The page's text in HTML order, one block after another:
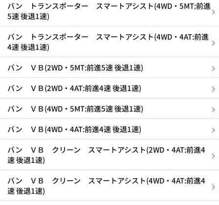
バン トランスポーター スマートアシスト(4WD・5MT:前進
5速 後退1速)
バン トランスポーター スマートアシスト(4WD・4AT:前進
4速 後退1速)
バン ＶＢ(2WD・5MT:前進5速 後退1速)
バン ＶＢ(2WD・4AT:前進4速 後退1速)
バン ＶＢ(4WD・5MT:前進5速 後退1速)
バン ＶＢ(4WD・4AT:前進4速 後退1速)
バン ＶＢ クリーン スマートアシスト(2WD・4AT:前進4
速 後退1速)
バン ＶＢ クリーン スマートアシスト(4WD・4AT:前進4
速 後退1速)